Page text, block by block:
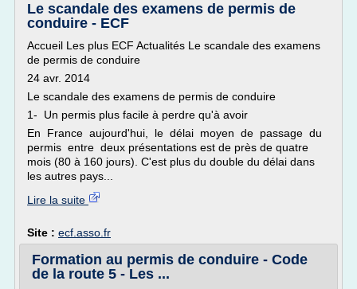
Le scandale des examens de permis de
conduire - ECF
Accueil Les plus ECF Actualités Le scandale des examens
de permis de conduire
24 avr. 2014
Le scandale des examens de permis de conduire
1- Un permis plus facile à perdre qu'à avoir
En France aujourd'hui, le délai moyen de passage du
permis entre deux présentations est de près de quatre
mois (80 à 160 jours). C'est plus du double du délai dans
les autres pays...
Lire la suite
Site : ecf.asso.fr
Formation au permis de conduire - Code
de la route 5 - Les ...